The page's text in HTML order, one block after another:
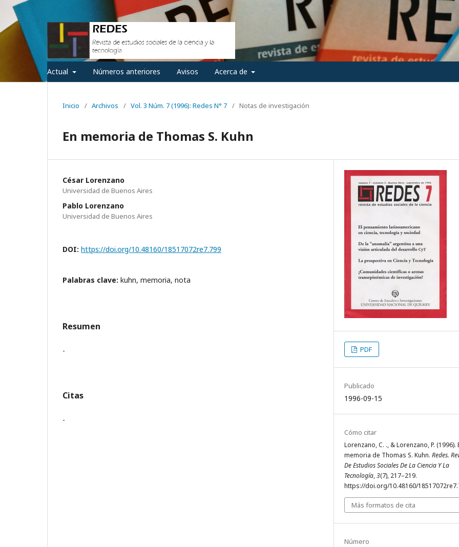
Actual Números anteriores Avisos Acerca de
Inicio / Archivos / Vol. 3 Núm. 7 (1996): Redes N° 7 / Notas de investigación
En memoria de Thomas S. Kuhn
César Lorenzano
Universidad de Buenos Aires
Pablo Lorenzano
Universidad de Buenos Aires
DOI: https://doi.org/10.48160/18517072re7.799
Palabras clave: kuhn, memoria, nota
Resumen
-
Citas
-
PDF
Publicado
1996-09-15
Cómo citar
Lorenzano, C. ., & Lorenzano, P. (1996).
memoria de Thomas S. Kuhn. Redes.
De Estudios Sociales De La Ciencia Y La
Tecnología,3(7), 217–219.
https://doi.org/10.48160/
Más formatos de cita
Número